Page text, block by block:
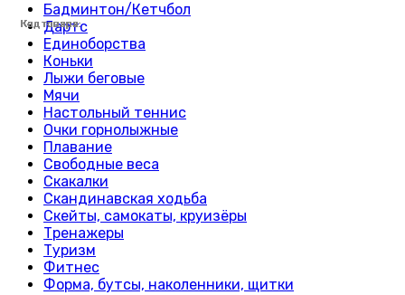
Код товара:
Код товара:
Код товара:
Код товара:
Код товара:
Код товара:
Код товара:
Код товара:
Код товара:
Код товара:
Код товара:
Код товара:
Код товара:
Код товара:
Код товара:
Код товара:
Код товара:
Код товара:
Код товара:
Код товара:
Код товара:
Код товара:
Код товара:
Код товара:
Бадминтон/Кетчбол
Дартс
Единоборства
Коньки
Лыжи беговые
Мячи
Настольный теннис
Очки горнолыжные
Плавание
Свободные веса
Скакалки
Скандинавская ходьба
Скейты, самокаты, круизёры
Тренажеры
Туризм
Фитнес
Форма, бутсы, наколенники, щитки